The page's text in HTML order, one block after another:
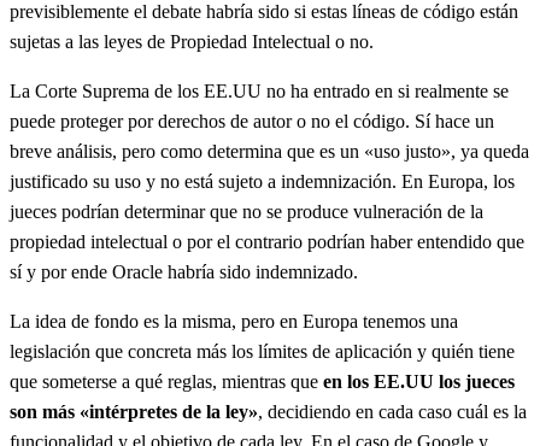
previsiblemente el debate habría sido si estas líneas de código están
sujetas a las leyes de Propiedad Intelectual o no.
La Corte Suprema de los EE.UU no ha entrado en si realmente se
puede proteger por derechos de autor o no el código. Sí hace un
breve análisis, pero como determina que es un «uso justo», ya queda
justificado su uso y no está sujeto a indemnización. En Europa, los
jueces podrían determinar que no se produce vulneración de la
propiedad intelectual o por el contrario podrían haber entendido que
sí y por ende Oracle habría sido indemnizado.
La idea de fondo es la misma, pero en Europa tenemos una
legislación que concreta más los límites de aplicación y quién tiene
que someterse a qué reglas, mientras que en los EE.UU los jueces
son más «intérpretes de la ley», decidiendo en cada caso cuál es la
funcionalidad y el objetivo de cada ley. En el caso de Google y